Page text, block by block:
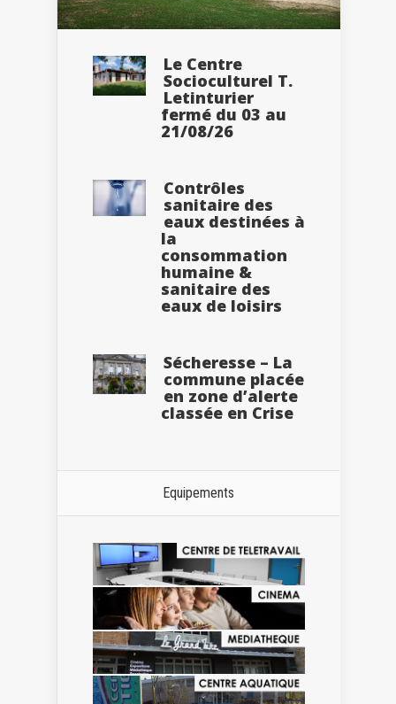
Le Centre
Socioculturel T.
Letinturier
fermé du 03 au
21/08/26
Contrôles
sanitaire des
eaux destinées à
la
consommation
humaine &
sanitaire des
eaux de loisirs
Sécheresse – La
commune placée
en zone d’alerte
classée en Crise
Equipements